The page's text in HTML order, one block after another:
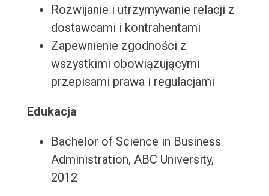
Rozwijanie i utrzymywanie relacji z
dostawcami i kontrahentami
Zapewnienie zgodności z
wszystkimi obowiązującymi
przepisami prawa i regulacjami
Edukacja
Bachelor of Science in Business
Administration, ABC University,
2012